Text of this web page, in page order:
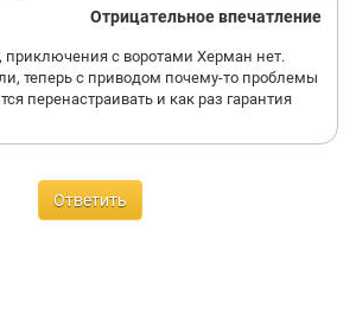
Отрицательное впечатление
приключения с воротами Херман нет.
теперь с приводом почему-то проблемы
перенастраивать и как раз гарантия
Ответить